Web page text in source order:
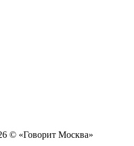
© «Говорит Москва»